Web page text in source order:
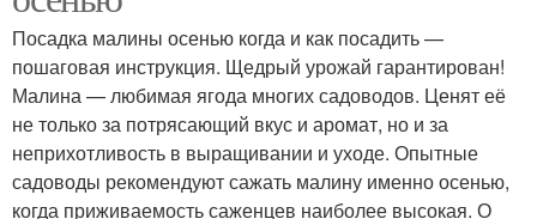
Посадка малины осенью когда и как посадить —
пошаговая инструкция. Щедрый урожай гарантирован!
Малина — любимая ягода многих садоводов. Ценят её
не только за потрясающий вкус и аромат, но и за
неприхотливость в выращивании и уходе. Опытные
садоводы рекомендуют сажать малину именно осенью,
когда приживаемость саженцев наиболее высокая. О